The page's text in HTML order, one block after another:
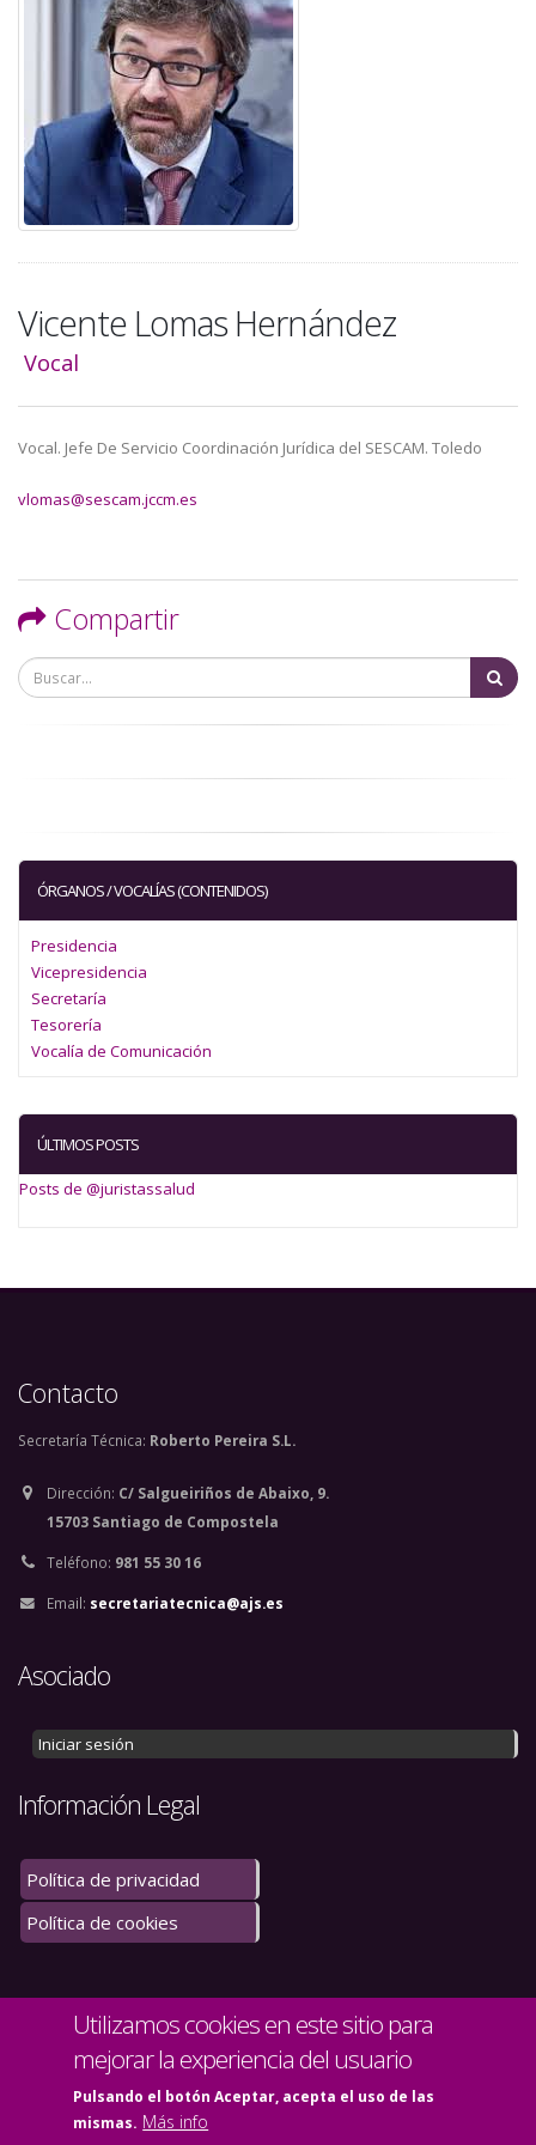
navegación
Vicente Lomas Hernández
Vocal
Vocal. Jefe De Servicio Coordinación Jurídica del SESCAM. Toledo
vlomas@sescam.jccm.es
Compartir
ÓRGANOS / VOCALÍAS (CONTENIDOS)
Presidencia
Vicepresidencia
Secretaría
Tesorería
Vocalía de Comunicación
ÚLTIMOS POSTS
Posts de @juristassalud
Contacto
Secretaría Técnica: Roberto Pereira S.L.
Dirección: C/ Salgueiriños de Abaixo, 9.
15703 Santiago de Compostela
Teléfono: 981 55 30 16
Email: secretariatecnica@ajs.es
Asociado
Iniciar sesión
Información Legal
Política de privacidad
Política de cookies
© Copyright 2020. Todos los derechos reservados.
Utilizamos cookies en este sitio para
mejorar la experiencia del usuario
Pulsando el botón Aceptar, acepta el uso de las
mismas. Más info